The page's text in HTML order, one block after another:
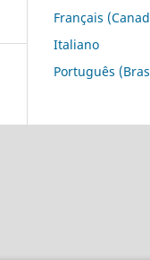
Français
Italiano
Português